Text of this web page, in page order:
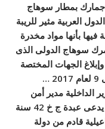
جمارك بمطار سوهاج
العربية مثير للريبة
سوهاج الدولى الذى
وإبلاغ الجهات المختصة
مدير أمن
سوهاج إخطارا يفيد من القبض على شخص يدعى عبدة ج خ 42 سنة
قادم من دولة